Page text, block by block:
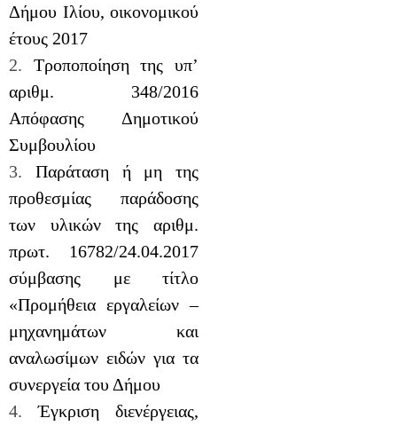
Δήμου Ιλίου, οικονομικού
έτους 2017
2. Τροποποίηση της υπ’
αριθμ. 348/2016
Απόφασης Δημοτικού
Συμβουλίου
3. Παράταση ή μη της
προθεσμίας παράδοσης
των υλικών της αριθμ.
πρωτ. 16782/24.04.2017
σύμβασης με τίτλο
«Προμήθεια εργαλείων –
μηχανημάτων και
αναλωσίμων ειδών για τα
συνεργεία του Δήμου
4.Έγκριση διενέργειας,